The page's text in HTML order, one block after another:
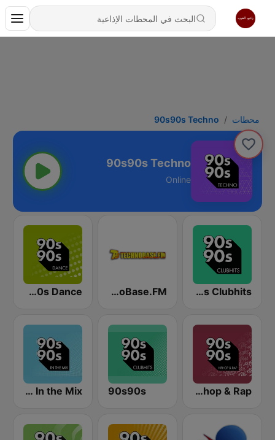
محطات 90s90s Techno
90s90s Techno
Online
90s90s Clubhits
TechnoBase.FM
90s90s Dance
90s90s Hiphop & Rap
90s90s
90s90s In the Mix